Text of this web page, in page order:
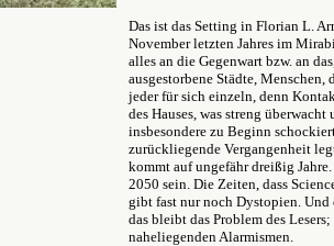
Das ist das Setting in Florian L.
November letzten Jahres im
alles an die Gegenwart bzw. an
ausgestorbene Städte,
jeder für sich einzeln, denn
des Hauses, was streng
insbesondere zu Beginn
zurückliegende Vergangenheit
kommt auf ungefähr dreißig
2050 sein. Die Zeiten, dass
gibt fast nur noch Dystopien. Und
das bleibt das Problem des
naheliegenden Alarmismen.